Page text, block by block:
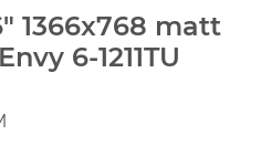
1366x768 matt
6-1211TU